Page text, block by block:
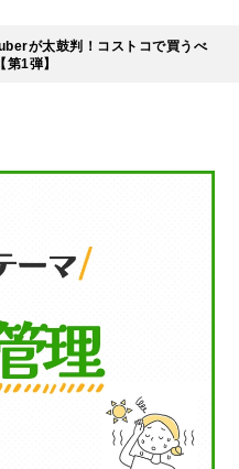
が太鼓判！コストコで買うべ
1弾】